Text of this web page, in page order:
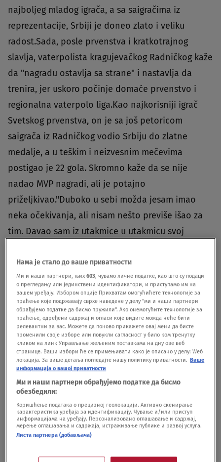
najboljeg mladog igrača, a sa saigračima iz
reprezentacije, Srbiji je doneo zlato i veliku
radost.Sada, posle prvenstva i kratkotrajnog
slavlja, vaterpolista kragujevačkog Radničkog kaže
da "nagradu ostavlja sa strane" i nastavlja da
trenira, jer uskoro počinje domaće prvenstvo i
regionalna vaterpolo liga.Kao najkorisniji igrač
Svetskog prvenstva, on je sa još petoricom
saigrača iz Radničkog vodio Srbiju do zlatne
medalje, a u teškim i neizvesnim mečevima
postigao je 22 gola. Skromno kaže da se nije
nadao MVP nagradi, ali je potajno
priželjkivao."Duboko u sebi možda jesam imao
neka očekivanja, ali nisam nešto previše išao za
tim. Davao sam iz utakmice u utakmicu svoj
je velika čast, a svaki igrač je davao svoj
maksimum", priča nam mladi vaterpolista.
Foto: Nova.rs |Foto: Nova.rs
NEKI "LJUDI" NISU ČESTITALI
Нама је стало до ваше приватности
Ми и наши партнери, њих603, чувамо личне податке, као што су подаци
о прегледању или јединствени идентификатори, и приступамо им на
вашем уређају. Избором опције Прихватам омогућићете технологије за
праћење које подржавају сврхе наведене у делу "ми и наши партнери
обрађујемо податке да бисмо пружили". Ако онемогућите технологије за
праћење, одређени садржај и огласи које видите можда неће бити
релевантни за вас. Можете да поново прикажете овај мени да бисте
променили своје изборе или повукли сагласност у било ком тренутку
кликом на линк Управљање жељеним поставкама на дну ове веб
странице. Ваши избори ће се примењивати како је описано у делу: Wеб
локација. За више детаља погледајте нашу политику приватности. Више
информација о вашој приватности
Ми и наши партнери обрађујемо податке да бисмо
обезбедили:
Коришћење података о прецизној геолокацији. Активно скенирање
карактеристика уређаја за идентификацију. Чување и/или приступ
информацијама на уређају. Персонализовано оглашавање и садржај,
мерење оглашавања и садржаја, истраживање публике и развој услуга.
Листа партнера (добављача)